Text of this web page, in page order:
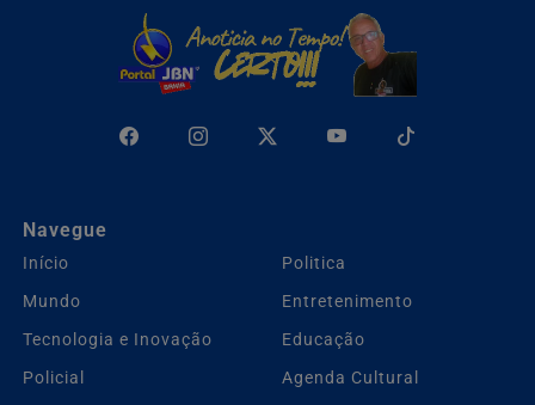
Navegue
Início
Politica
Mundo
Entretenimento
Tecnologia e Inovação
Educação
Policial
Agenda Cultural